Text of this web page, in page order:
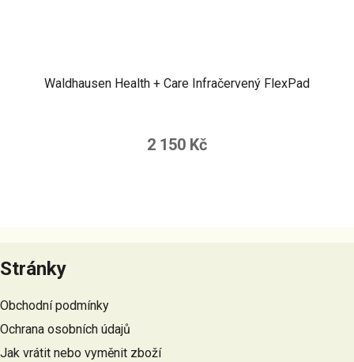
Waldhausen Health + Care Infračervený FlexPad
2 150 Kč
á
p
a
í
Stránky
Obchodní podmínky
Ochrana osobních údajů
Jak vrátit nebo vyměnit zboží